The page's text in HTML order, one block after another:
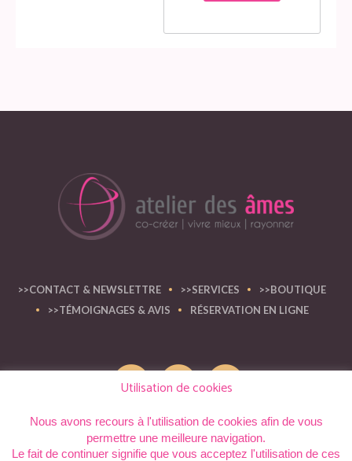
>>CONTACT & NEWSLETTRE >>SERVICES
>>BOUTIQUE
>>TÉMOIGNAGES & AVIS
RÉSERVATION EN LIGNE
atelier des âmes © 2012 - 2023 | Tous les droits réservés
Utilisation de cookies
Nous avons recours à l'utilisation de cookies afin de vous
permettre une meilleure navigation.
Le fait de continuer signifie que vous acceptez l'utilisation de ces